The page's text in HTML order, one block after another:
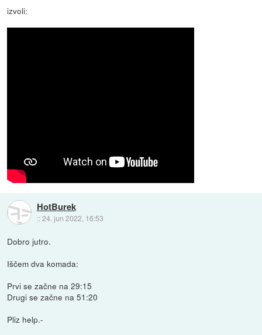
izvoli:
HotBurek
::24. jun 2022, 16:53
Dobro jutro.
Iščem dva komada:
Prvi se začne na 29:15
Drugi se začne na 51:20
Pliz help.-